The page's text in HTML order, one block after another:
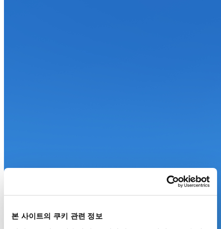
본 사이트의 쿠키 관련 정보